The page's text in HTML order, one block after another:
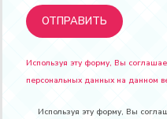
Используя эту форму, Вы
персональных данных на данном
Используя эту форму, Вы